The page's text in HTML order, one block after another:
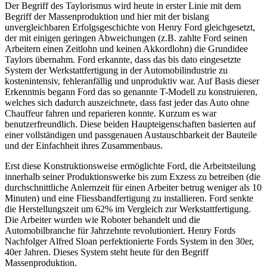
Der Begriff des Taylorismus wird heute in erster Linie mit dem
Begriff der Massenproduktion und hier mit der bislang
unvergleichbaren Erfolgsgeschichte von Henry Ford gleichgesetzt,
der mit einigen geringen Abweichungen (z.B. zahlte Ford seinen
Arbeitern einen Zeitlohn und keinen Akkordlohn) die Grundidee
Taylors übernahm. Ford erkannte, dass das bis dato eingesetzte
System der Werkstattfertigung in der Automobilindustrie zu
kostenintensiv, fehleranfällig und unproduktiv war. Auf Basis dieser
Erkenntnis begann Ford das so genannte T-Modell zu konstruieren,
welches sich dadurch auszeichnete, dass fast jeder das Auto ohne
Chauffeur fahren und reparieren konnte. Kurzum es war
benutzerfreundlich. Diese beiden Haupteigenschaften basierten auf
einer vollständigen und passgenauen Austauschbarkeit der Bauteile
und der Einfachheit ihres Zusammenbaus.
Erst diese Konstruktionsweise ermöglichte Ford, die Arbeitsteilung
innerhalb seiner Produktionswerke bis zum Exzess zu betreiben (die
durchschnittliche Anlernzeit für einen Arbeiter betrug weniger als 10
Minuten) und eine Fliessbandfertigung zu installieren. Ford senkte
die Herstellungszeit um 62% im Vergleich zur Werkstattfertigung.
Die Arbeiter wurden wie Roboter behandelt und die
Automobilbranche für Jahrzehnte revolutioniert. Henry Fords
Nachfolger Alfred Sloan perfektionierte Fords System in den 30er,
40er Jahren. Dieses System steht heute für den Begriff
Massenproduktion.